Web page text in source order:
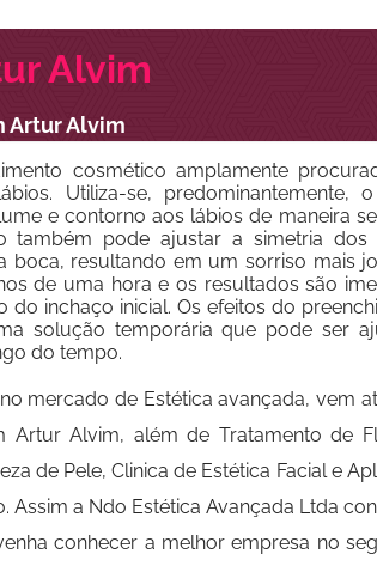
Alvim
Artur Alvim
cosmético amplamente
Utiliza-se, predominantemente,
e contorno aos lábios de maneira
também pode ajustar a simetria dos
boca, resultando em um sorriso mais
de uma hora e os resultados são
inchaço inicial. Os efeitos do
solução temporária que pode ser
do tempo.
mercado de Estética avançada, vem
Alvim, além de Tratamento de
de Pele, Clinica de Estética Facial e
a Ndo Estética Avançada Ltda
conhecer a melhor empresa no